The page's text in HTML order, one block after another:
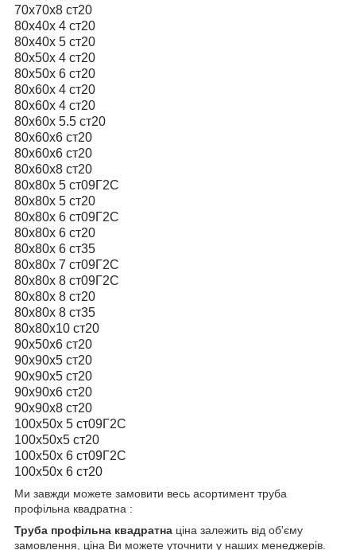
70х70х8 ст20
80х40х 4 ст20
80х40х 5 ст20
80х50х 4 ст20
80х50х 6 ст20
80х60х 4 ст20
80х60х 4 ст20
80х60х 5.5 ст20
80х60х6 ст20
80х60х6 ст20
80х60х8 ст20
80х80х 5 ст09Г2С
80х80х 5 ст20
80х80х 6 ст09Г2С
80х80х 6 ст20
80х80х 6 ст35
80х80х 7 ст09Г2С
80х80х 8 ст09Г2С
80х80х 8 ст20
80х80х 8 ст35
80х80х10 ст20
90х50х6 ст20
90х90х5 ст20
90х90х5 ст20
90х90х6 ст20
90х90х8 ст20
100х50х 5 ст09Г2С
100х50х5 ст20
100х50х 6 ст09Г2С
100х50х 6 ст20
Ми завжди можете замовити весь асортименттруба
профільна квадратна :
Труба профільна квадратна ціна залежить від об'єму
замовлення, ціна Ви можете уточнити у наших менеджерів.